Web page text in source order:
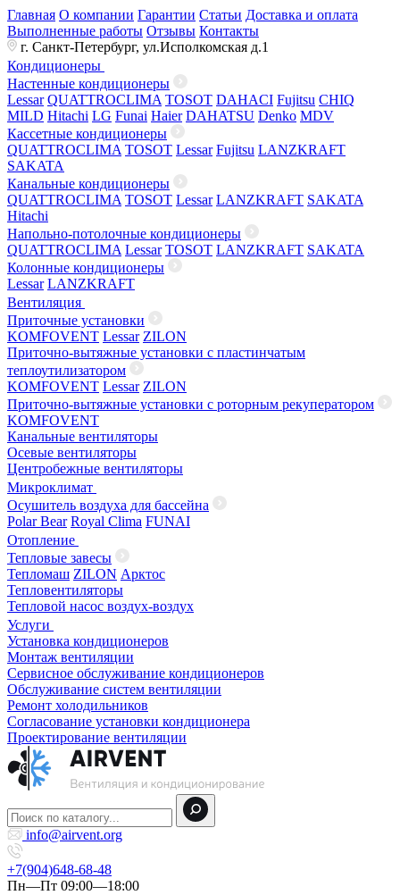
Главная О компании Гарантии Статьи Доставка и оплата
Выполненные работы Отзывы Контакты
г. Санкт-Петербург, ул.Исполкомская д.1
Кондиционеры
Настенные кондиционеры
Lessar QUATTROCLIMA TOSOT DAHACI Fujitsu CHIQ
MILD Hitachi LG Funai Haier DAHATSU Denko MDV
Кассетные кондиционеры
QUATTROCLIMA TOSOT Lessar Fujitsu LANZKRAFT
SAKATA
Канальные кондиционеры
QUATTROCLIMA TOSOT Lessar LANZKRAFT SAKATA
Hitachi
Напольно-потолочные кондиционеры
QUATTROCLIMA Lessar TOSOT LANZKRAFT SAKATA
Колонные кондиционеры
Lessar LANZKRAFT
Вентиляция
Приточные установки
KOMFOVENT Lessar ZILON
Приточно-вытяжные установки с пластинчатым
теплоутилизатором
KOMFOVENT Lessar ZILON
Приточно-вытяжные установки с роторным рекуператором
KOMFOVENT
Канальные вентиляторы
Осевые вентиляторы
Центробежные вентиляторы
Микроклимат
Осушитель воздуха для бассейна
Polar Bear Royal Clima FUNAI
Отопление
Тепловые завесы
Тепломаш ZILON Арктос
Тепловентиляторы
Тепловой насос воздух-воздух
Услуги
Установка кондиционеров
Монтаж вентиляции
Сервисное обслуживание кондиционеров
Обслуживание систем вентиляции
Ремонт холодильников
Согласование установки кондиционера
Проектирование вентиляции
info@airvent.org
+7(904)648-68-48
Пн—Пт 09:00—18:00